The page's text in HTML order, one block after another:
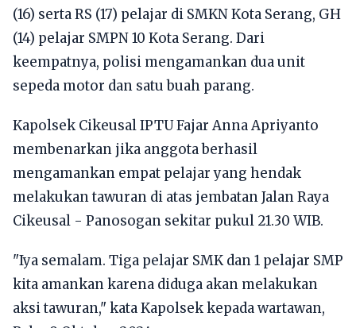
(16) serta RS (17) pelajar di SMKN Kota Serang, GH
(14) pelajar SMPN 10 Kota Serang. Dari
keempatnya, polisi mengamankan dua unit
sepeda motor dan satu buah parang.
Kapolsek Cikeusal IPTU Fajar Anna Apriyanto
membenarkan jika anggota berhasil
mengamankan empat pelajar yang hendak
melakukan tawuran di atas jembatan Jalan Raya
Cikeusal - Panosogan sekitar pukul 21.30 WIB.
"Iya semalam. Tiga pelajar SMK dan 1 pelajar SMP
kita amankan karena diduga akan melakukan
aksi tawuran," kata Kapolsek kepada wartawan,